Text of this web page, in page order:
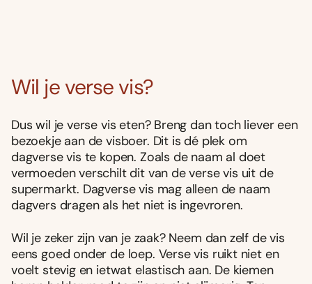
Wil je verse vis?
Dus wil je verse vis eten? Breng dan toch liever een
bezoekje aan de visboer. Dit is dé plek om
dagverse vis te kopen. Zoals de naam al doet
vermoeden verschilt dit van de verse vis uit de
supermarkt. Dagverse vis mag alleen de naam
dagvers dragen als het niet is ingevroren.
Wil je zeker zijn van je zaak? Neem dan zelf de vis
eens goed onder de loep. Verse vis ruikt niet en
voelt stevig en ietwat elastisch aan. De kiemen